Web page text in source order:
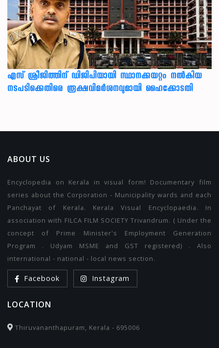
എസ് ശ്രീജിത്തിന് ഡിജിപിയായി സ്ഥാനക്കയറ്റം നൽകിയ
നടപടിക്കെതിരെ രൂക്ഷവിമർശനവുമായി ഹൈക്കോടതി
ABOUT US
Encyclopedia on Kerala in visual form! Documentary film
series about the Corporation - Municipality wards and each
Panchayat of Kerala. Kerala Visual Encyclopaedia. In
association with FILCA FILM SOCIETY Trivandrum. ( Under the
concept of Prime Minister's Employment Generation
Program . Udyam MSME and GST registered) . Also
international - national - local news section.
Facebook Instagram
LOCATION
Thiruvananthapuram, Kerala - 695006